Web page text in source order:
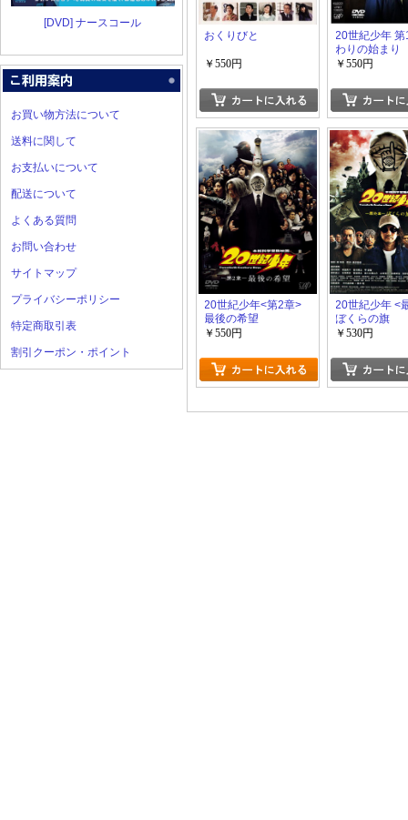
[DVD] ナースコール
お買い物方法について
送料に関して
お支払いについて
配送について
よくある質問
お問い合わせ
サイトマップ
プライバシーポリシー
特定商取引表
割引クーポン・ポイント
おくりびと
￥550円
20世紀少年
わりの始まり
￥550円
20世紀少年<第2章>
最後の希望
￥550円
20世紀少年 <
ぼくらの旗
￥530円